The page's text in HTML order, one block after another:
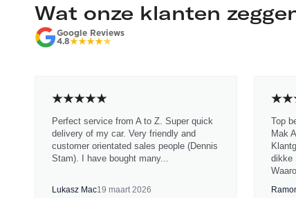
Wat onze klanten
Google Reviews
4.8
Perfect service from A to Z. Super quick
delivery of my car. Very friendly and
customer orientated sales people (Dennis
Stam). I have bought many...
Lukasz Mac19 maart 2026
Top
Mak
dikke